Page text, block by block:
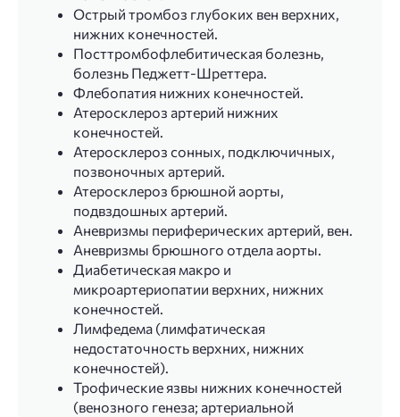
Острый тромбоз глубоких вен верхних,
нижних конечностей.
Посттромбофлебитическая болезнь,
болезнь Педжетт-Шреттера.
Флебопатия нижних конечностей.
Атеросклероз артерий нижних
конечностей.
Атеросклероз сонных, подключичных,
позвоночных артерий.
Атеросклероз брюшной аорты,
подвздошных артерий.
Аневризмы периферических артерий, вен.
Аневризмы брюшного отдела аорты.
Диабетическая макро и
микроартериопатии верхних, нижних
конечностей.
Лимфедема (лимфатическая
недостаточность верхних, нижних
конечностей).
Трофические язвы нижних конечностей
(венозного генеза; артериальной